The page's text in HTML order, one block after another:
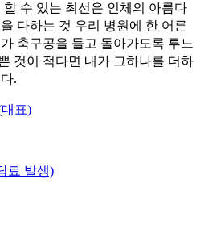
수 있는 최선은 인체의 아름다
다하는 것 우리 병원에 한 어른
축구공을 들고 돌아가도록 루느
것이 적다면 내가 그하나를 더하
.
표)
료 발생)